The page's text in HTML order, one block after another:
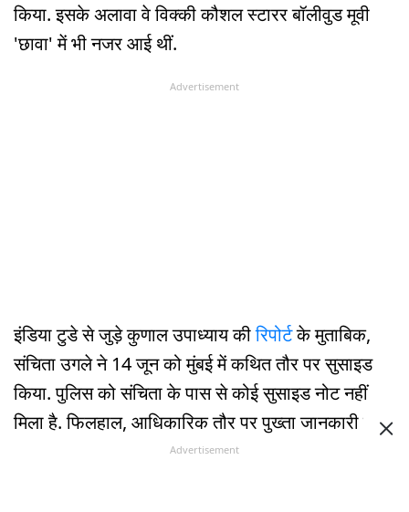
किया. इसके अलावा वे विक्की कौशल स्टारर बॉलीवुड मूवी
'छावा' में भी नजर आई थीं.
Advertisement
इंडिया टुडे से जुड़े कुणाल उपाध्याय कीरिपोर्टके मुताबिक,
संचिता उगले ने 14 जून को मुंबई में कथित तौर पर सुसाइड
किया. पुलिस को संचिता के पास से कोई सुसाइड नोट नहीं
मिला है. फिलहाल, आधिकारिक तौर पर पुख्ता जानकारी नहीं
है कि संचिता ने अपनी जान लेने का कदम क्यों उठाया.
Advertisement